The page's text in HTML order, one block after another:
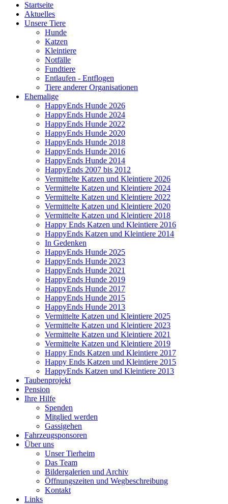
Startseite
Aktuelles
Unsere Tiere
Hunde
Katzen
Kleintiere
Notfälle
Fundtiere
Entlaufen - Entflogen
Tiere anderer Organisationen
Ehemalige
HappyEnds Hunde 2026
HappyEnds Hunde 2024
HappyEnds Hunde 2022
HappyEnds Hunde 2020
HappyEnds Hunde 2018
HappyEnds Hunde 2016
HappyEnds Hunde 2014
HappyEnds 2007 bis 2012
Vermittelte Katzen und Kleintiere 2026
Vermittelte Katzen und Kleintiere 2024
Vermittelte Katzen und Kleintiere 2022
Vermittelte Katzen und Kleintiere 2020
Vermittelte Katzen und Kleintiere 2018
Happy Ends Katzen und Kleintiere 2016
HappyEnds Katzen und Kleintiere 2014
In Gedenken
HappyEnds Hunde 2025
HappyEnds Hunde 2023
HappyEnds Hunde 2021
HappyEnds Hunde 2019
HappyEnds Hunde 2017
HappyEnds Hunde 2015
HappyEnds Hunde 2013
Vermittelte Katzen und Kleintiere 2025
Vermittelte Katzen und Kleintiere 2023
Vermittelte Katzen und Kleintiere 2021
Vermittelte Katzen und Kleintiere 2019
Happy Ends Katzen und Kleintiere 2017
Happy Ends Katzen und Kleintiere 2015
HappyEnds Katzen und Kleintiere 2013
Taubenprojekt
Pension
Ihre Hilfe
Spenden
Mitglied werden
Gassigehen
Fahrzeugsponsoren
Über uns
Unser Tierheim
Das Team
Bildergalerien und Archiv
Öffnungszeiten und Wegbeschreibung
Kontakt
Links